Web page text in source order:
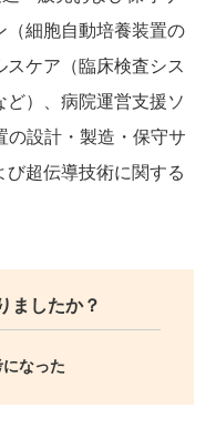
細胞自動培養装置の
ケア（臨床検査シス
）、病院運営支援ソ
の設計・製造・保守サ
超伝導技術に関する
ましたか？
なった